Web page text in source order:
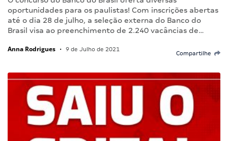
oportunidades para os paulistas! Com inscrições abertas
até o dia 28 de julho, a seleção externa do Banco do
Brasil visa ao preenchimento de 2.240 vacâncias de…
Anna Rodrigues • 9 de Julho de 2021
Compartilhe